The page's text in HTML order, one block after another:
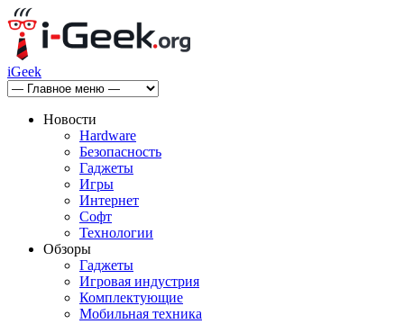
iGeek
Новости
Hardware
Безопасность
Гаджеты
Игры
Интернет
Софт
Технологии
Обзоры
Гаджеты
Игровая индустрия
Комплектующие
Мобильная техника